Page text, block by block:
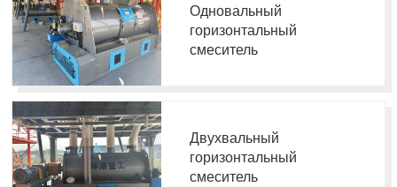
Одновальный
горизонтальный
смеситель
Двухвальный
горизонтальный
смеситель